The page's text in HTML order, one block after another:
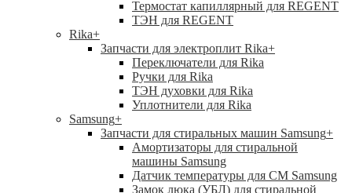
Термостат капиллярный для REGENT
ТЭН для REGENT
Rika+
Запчасти для электроплит Rika+
Переключатели для Rika
Ручки для Rika
ТЭН духовки для Rika
Уплотнители для Rika
Samsung+
Запчасти для стиральных машин Samsung+
Амортизаторы для стиральной
машины Samsung
Датчик температуры для СМ Samsung
Замок люка (УБЛ) для стиральной